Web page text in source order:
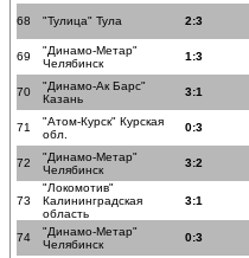
68 "Тулица" Тула 2:3
69
"Динамо-Метар"
Челябинск
1:3
70
"Динамо-Ак Барс"
Казань
3:1
71
"Атом-Курск" Курская
обл.
0:3
72
"Динамо-Метар"
Челябинск
3:2
73
"Локомотив"
Калининградская
область
3:1
74
"Динамо-Метар"
Челябинск
0:3